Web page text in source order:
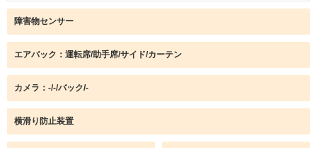
障害物センサー
エアバック：運転席/助手席/サイド/カーテン
カメラ：-/-/バック/-
横滑り防止装置